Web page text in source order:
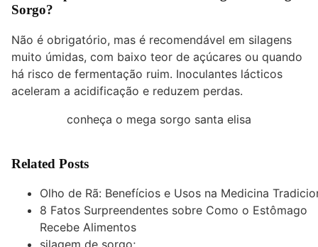
Sorgo?
Não é obrigatório, mas é recomendável em silagens
muito úmidas, com baixo teor de açúcares ou quando
há risco de fermentação ruim. Inoculantes lácticos
aceleram a acidificação e reduzem perdas.
conheça o mega sorgo santa elisa
Related Posts
Olho de Rã: Benefícios e Usos na Medicina
8 Fatos Surpreendentes sobre Como o Estômago
Recebe Alimentos